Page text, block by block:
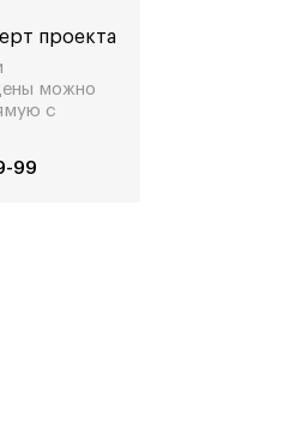
проекта
можно
с
99